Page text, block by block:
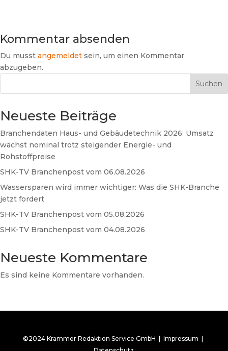
Kommentar absenden
Du musst angemeldet sein, um einen Kommentar
abzugeben.
Suchen
Neueste Beiträge
Branchendaten Haus- und Gebäudetechnik 2026: Umsatz
wächst nominal trotz steigender Energie- und
Rohstoffpreise
SHK-TV Branchenpost vom 06.08.2026
Wassersparen wird immer wichtiger: Was die SHK-Branche
jetzt fordert
SHK-TV Branchenpost vom 05.08.2026
SHK-TV Branchenpost vom 04.08.2026
Neueste Kommentare
Es sind keine Kommentare vorhanden.
©2024 Krammer Redaktion Service GmbH |Impressum